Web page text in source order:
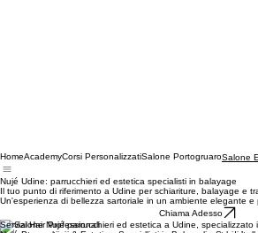
Home
Nujé Udine: parrucchieri ed estetica specialisti in balayage
Il tuo punto di riferimento a Udine per schiariture, balayage e
Un'esperienza di bellezza sartoriale in un ambiente elegante e
Chiama Adesso